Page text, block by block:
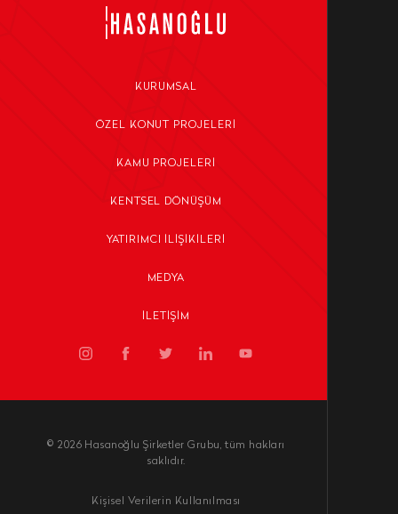
KURUMSAL
ÖZEL KONUT PROJELERI
KAMU PROJELERI
KENTSEL DÖNÜŞÜM
YATIRIMCI İLIŞIKILERI
MEDYA
İLETIŞIM
© 2026 Hasanoğlu Şirketler Grubu, tüm hakları
saklıdır.
Kişisel Verilerin Kullanılması